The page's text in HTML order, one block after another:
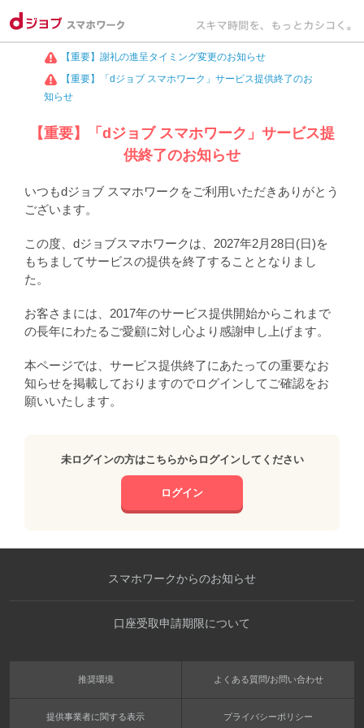
【重要】謝礼の進呈タイミング変更のお知らせ
【重要】「dジョブ スマホワーク」サービス提供終了のお
知らせ
【重要】「dジョブ スマホワーク」サービス提
供終了のお知らせ
いつもdジョブ スマホワークをご利用いただきありがとう
ございます。
この度、dジョブスマホワークは、2027年2月28日(日)を
もちましてサービスの提供を終了することとなりまし
た。
お客さまには、2017年のサービス提供開始からこれまで
の長年にわたるご愛顧に対し心より感謝申し上げます。
本ページでは、サービス提供終了にあたっての重要なお
知らせを掲載しておりますのでログインしてご確認をお
願いいたします。
未ログインの方はこちらからログインしてください
ログイン
スマホワークからのお知らせ
口座受取申請期限について
推奨環境 よくある質問/お問い合わせ
提供事業者に関する表示 プライバシーポリシー